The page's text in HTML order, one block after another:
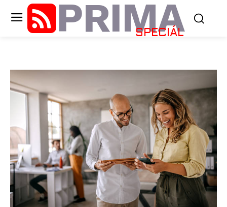
PRIMA
SPECIÁL